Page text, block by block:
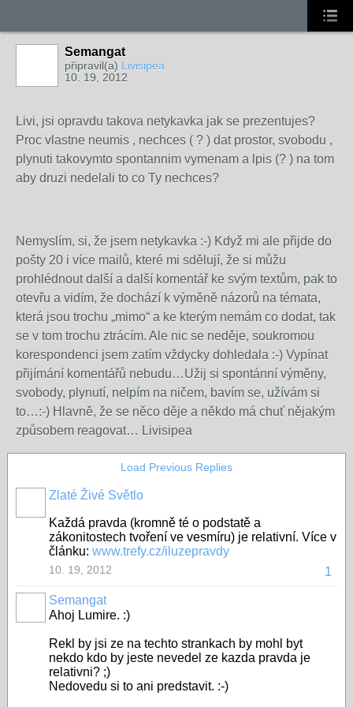
Semangat
připravil(a) Livisipea
10. 19, 2012
Livi, jsi opravdu takova netykavka jak se prezentujes?
Proc vlastne neumis , nechces ( ? ) dat prostor, svobodu ,
plynuti takovymto spontannim vymenam a lpis (? ) na tom
aby druzi nedelali to co Ty nechces?
Nemyslím, si, že jsem netykavka :-) Když mi ale přijde do
pošty 20 i více mailů, které mi sdělují, že si můžu
prohlédnout další a další komentář ke svým textům, pak to
otevřu a vidím, že dochází k výměně názorů na témata,
která jsou trochu „mimo“ a ke kterým nemám co dodat, tak
se v tom trochu ztrácím. Ale nic se neděje, soukromou
korespondenci jsem zatím vždycky dohledala :-) Vypínat
přijímání komentářů nebudu…Užij si spontánní výměny,
svobody, plynutí, nelpím na ničem, bavím se, užívám si
to…:-) Hlavně, že se něco děje a někdo má chuť nějakým
způsobem reagovat… Livisipea
Load Previous Replies
Zlaté Živé Světlo
Každá pravda (kromně té o podstatě a
zákonitostech tvoření ve vesmíru) je relativní. Více v
článku: www.trefy.cz/iluzepravdy
1
10. 19, 2012
Semangat
Ahoj Lumire. :)
Rekl by jsi ze na techto strankach by mohl byt
nekdo kdo by jeste nevedel ze kazda pravda je
relativni? ;)
Nedovedu si to ani predstavit. :-)